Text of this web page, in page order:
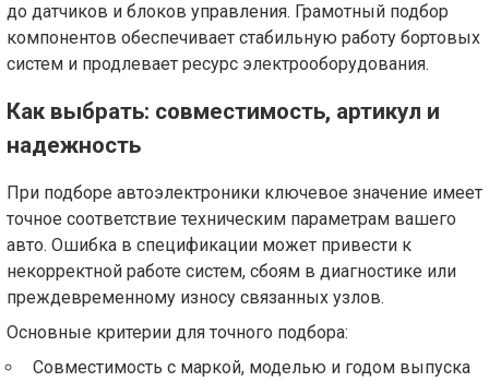
до датчиков и блоков управления. Грамотный подбор
компонентов обеспечивает стабильную работу бортовых
систем и продлевает ресурс электрооборудования.
Как выбрать: совместимость, артикул и
надежность
При подборе автоэлектроники ключевое значение имеет
точное соответствие техническим параметрам вашего
авто. Ошибка в спецификации может привести к
некорректной работе систем, сбоям в диагностике или
преждевременному износу связанных узлов.
Основные критерии для точного подбора:
Совместимость с маркой, моделью и годом выпуска